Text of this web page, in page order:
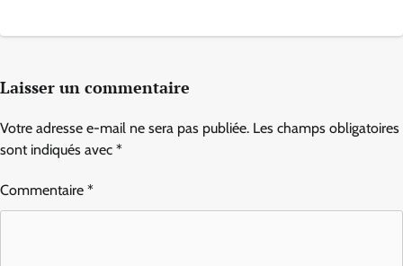
Laisser un commentaire
Votre adresse e-mail ne sera pas publiée. Les champs obligatoires
sont indiqués avec *
Commentaire *